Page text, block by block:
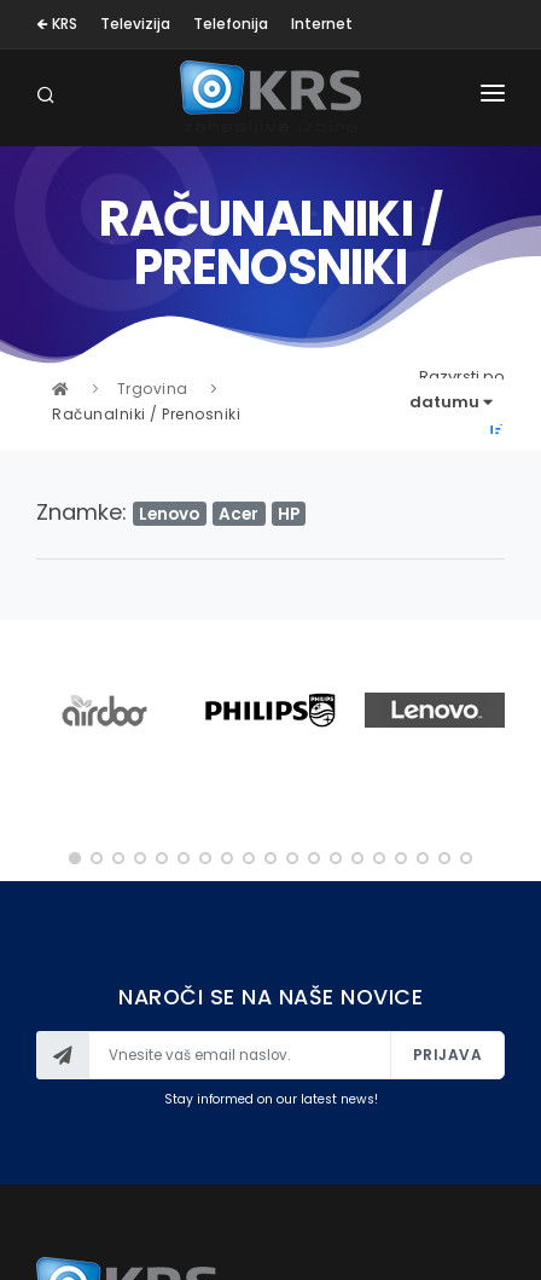
🡸 KRS Televizija Telefonija Internet
OSEBNA NEGA
MALI GOSP. APARATI
KLIMA NAPRAVE
SESALNIKI
TELEVIZORJI
RAČUNALNIŠTVO
RAČUNALNIKI /
PRENOSNIKI
Trgovina
Računalniki / Prenosniki
Razvrsti po
datumu
Znamke: Lenovo Acer HP
NAROČI SE NA NAŠE NOVICE
PRIJAVA
Stay informed on our latest news!